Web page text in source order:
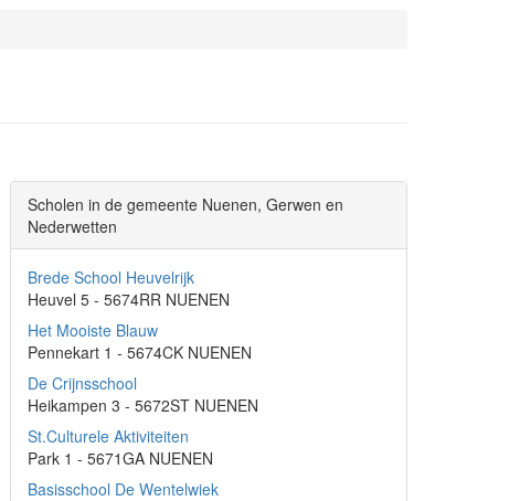
Scholen in de gemeente Nuenen, Gerwen en
Nederwetten
Brede School Heuvelrijk
Heuvel 5 - 5674RR NUENEN
Het Mooiste Blauw
Pennekart 1 - 5674CK NUENEN
De Crijnsschool
Heikampen 3 - 5672ST NUENEN
St.Culturele Aktiviteiten
Park 1 - 5671GA NUENEN
Basisschool De Wentelwiek